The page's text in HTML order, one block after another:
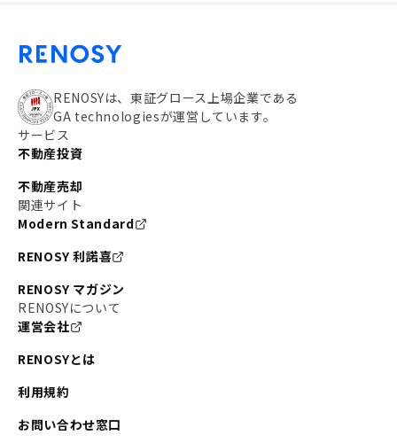
RENOSYは、東証グロース上場企業である
GA technologiesが運営しています。
サービス
不動産投資
不動産売却
関連サイト
Modern Standard
RENOSY 利諾喜
RENOSY マガジン
RENOSYについて
運営会社
RENOSYとは
利用規約
お問い合わせ窓口